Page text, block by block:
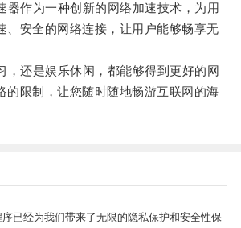
作为一种创新的网络加速技术，为用
、安全的网络连接，让用户能够畅享无
还是娱乐休闲，都能够得到更好的网
的限制，让您随时随地畅游互联网的海
已经为我们带来了无限的隐私保护和安全性保